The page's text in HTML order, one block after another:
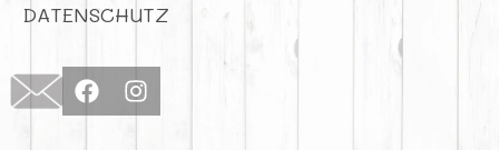
DATENSCHUTZ